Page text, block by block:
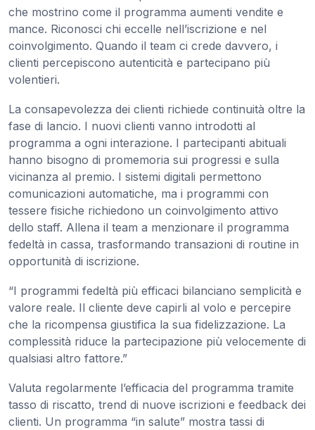
che mostrino come il programma aumenti vendite e
mance. Riconosci chi eccelle nell’iscrizione e nel
coinvolgimento. Quando il team ci crede davvero, i
clienti percepiscono autenticità e partecipano più
volentieri.
La consapevolezza dei clienti richiede continuità oltre la
fase di lancio. I nuovi clienti vanno introdotti al
programma a ogni interazione. I partecipanti abituali
hanno bisogno di promemoria sui progressi e sulla
vicinanza al premio. I sistemi digitali permettono
comunicazioni automatiche, ma i programmi con
tessere fisiche richiedono un coinvolgimento attivo
dello staff. Allena il team a menzionare il programma
fedeltà in cassa, trasformando transazioni di routine in
opportunità di iscrizione.
“I programmi fedeltà più efficaci bilanciano semplicità e
valore reale. Il cliente deve capirli al volo e percepire
che la ricompensa giustifica la sua fidelizzazione. La
complessità riduce la partecipazione più velocemente di
qualsiasi altro fattore.”
Valuta regolarmente l’efficacia del programma tramite
tasso di riscatto, trend di nuove iscrizioni e feedback dei
clienti. Un programma “in salute” mostra tassi di